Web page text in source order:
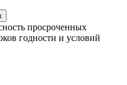
просроченных
годности и условий